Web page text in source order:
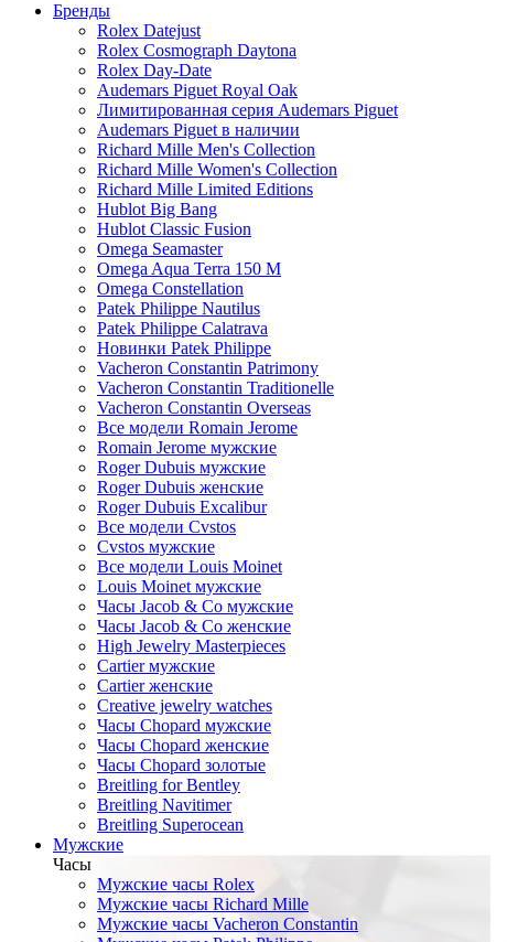
Бренды
Rolex Datejust
Rolex Cosmograph Daytona
Rolex Day-Date
Audemars Piguet Royal Oak
Лимитированная серия Audemars Piguet
Audemars Piguet в наличии
Richard Mille Men's Collection
Richard Mille Women's Collection
Richard Mille Limited Editions
Hublot Big Bang
Hublot Classic Fusion
Omega Seamaster
Omega Aqua Terra 150 M
Omega Constellation
Patek Philippe Nautilus
Patek Philippe Calatrava
Новинки Patek Philippe
Vacheron Constantin Patrimony
Vacheron Constantin Traditionelle
Vacheron Constantin Overseas
Все модели Romain Jerome
Romain Jerome мужские
Roger Dubuis мужские
Roger Dubuis женские
Roger Dubuis Excalibur
Все модели Cvstos
Cvstos мужские
Все модели Louis Moinet
Louis Moinet мужские
Часы Jacob & Co мужские
Часы Jacob & Co женские
High Jewelry Masterpieces
Cartier мужские
Cartier женские
Creative jewelry watches
Часы Chopard мужские
Часы Сhopard женские
Часы Сhopard золотые
Breitling for Bentley
Breitling Navitimer
Breitling Superocean
Мужские
Часы
Мужские часы Rolex
Мужские часы Richard Mille
Мужские часы Vacheron Constantin